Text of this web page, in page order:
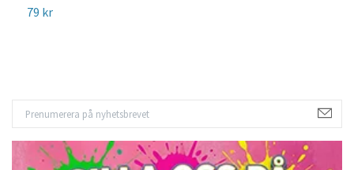
79 kr